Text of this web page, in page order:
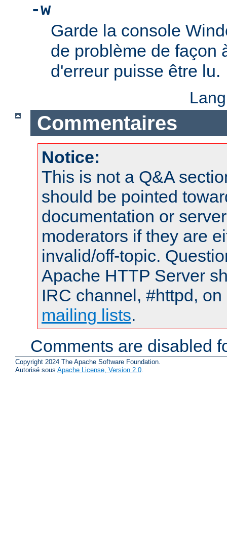
-w
Garde la console
de problème de façon
d'erreur puisse être lu.
Commentaires
Notice:
This is not a Q&A
should be pointed
documentation or
moderators if they are
invalid/off-topic.
Apache HTTP Server
IRC channel, #httpd,
mailing lists.
Comments are disabled
Copyright 2024 The Apache Software Foundation.
Autorisé sous Apache License, Version 2.0